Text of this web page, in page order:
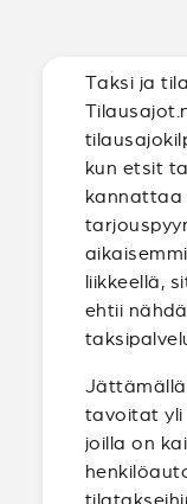
Taksi ja
kun etsit
kannattaa
liikkeellä,
ehtii
Jättämällä
tavoitat yli
joilla on